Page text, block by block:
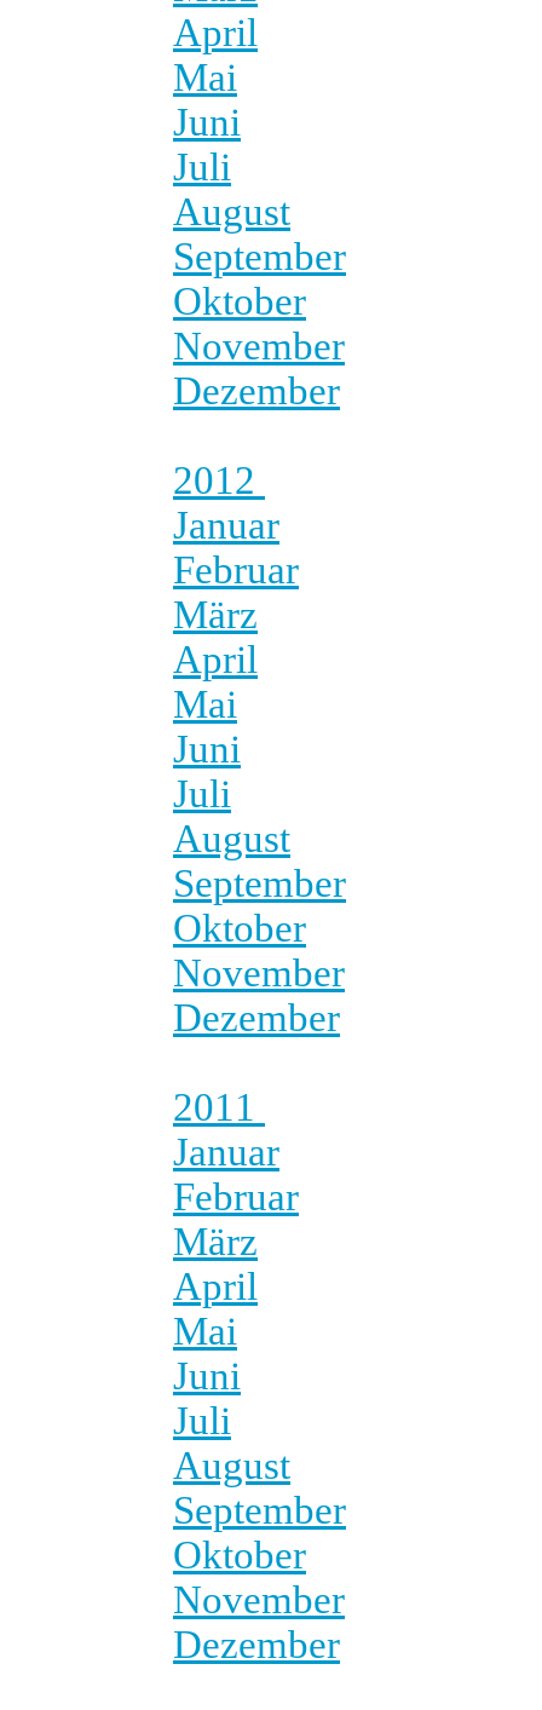
April
Mai
Juni
Juli
August
September
Oktober
November
Dezember
2012
Januar
Februar
März
April
Mai
Juni
Juli
August
September
Oktober
November
Dezember
2011
Januar
Februar
März
April
Mai
Juni
Juli
August
September
Oktober
November
Dezember